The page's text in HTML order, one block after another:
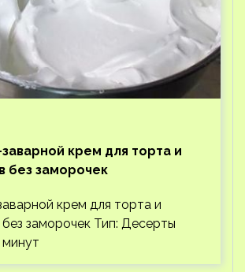
крем для торта и
без заморочек
крем для торта и
заморочек Тип: Десерты